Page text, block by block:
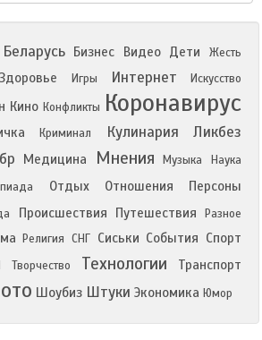
Беларусь Бизнес Видео Дети
Жесть
Здоровье Игры Интернет Искусство
Кино Конфликты Коронавирус
Криминал Кулинария Ликбез
Медицина Мнения Музыка Наука
Отдых Отношения Персоны
Происшествия Путешествия
Разное
Религия СНГ Сиськи События Спорт
Творчество Технологии Транспорт
Шоубиз Штуки Экономика Юмор